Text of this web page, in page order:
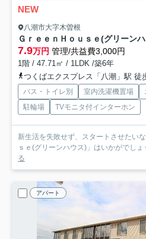
NEW
八潮市大字木曽根
ＧｒｅｅｎＨｏｕｓｅ(グリーン
7.9万円 管理/共益費3,000円
1階 / 47.71㎡ / 1LDK /築6年
つくばエクスプレス「八潮」駅 徒
バス・トイレ別 室内洗濯機置場
駐輪場
TVモニタ付インターホン
新生活を失敗せず、スタートさせたい
ｓｅ(グリーンハウス)」はいかがでしょ
る
アパート